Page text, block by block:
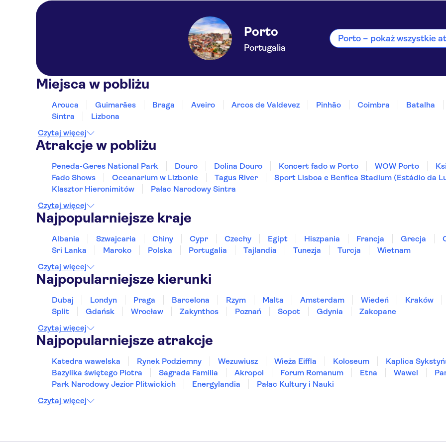
Porto
Portugalia
Porto – pokaż wszystkie
Miejsca w pobliżu
Arouca Guimarães Braga Aveiro Arcos de Valdevez Pinhão Coimbra
Batalha
Sintra
Lizbona
Czytaj więcej
Atrakcje w pobliżu
Peneda-Geres National Park Douro Dolina Douro Koncert fado w Porto WOW Porto
Fado Shows
Oceanarium w Lizbonie Tagus River
Sport Lisboa e Benfica Stadium (Estádio da
Klasztor Hieronimitów
Pałac Narodowy Sintra
Czytaj więcej
Najpopularniejsze kraje
Albania Szwajcaria Chiny Cypr Czechy Egipt Hiszpania Francja Grecja
Sri Lanka
Maroko Polska Portugalia Tajlandia Tunezja Turcja
Wietnam
Czytaj więcej
Najpopularniejsze kierunki
Dubaj Londyn Praga Barcelona Rzym Malta Amsterdam Wiedeń
Kraków
Split
Gdańsk Wrocław Zakynthos Poznań Sopot Gdynia
Zakopane
Czytaj więcej
Najpopularniejsze atrakcje
Katedra wawelska Rynek Podziemny Wezuwiusz Wieża Eiffla Koloseum
Kaplica
Bazylika świętego Piotra
Sagrada Familia Akropol Forum Romanum Etna Wawel
Park Narodowy Jezior Plitwickich
Energylandia
Pałac Kultury i Nauki
Czytaj więcej